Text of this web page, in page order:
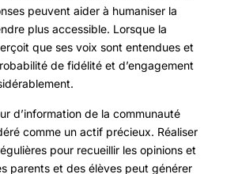
peuvent aider à humaniser la
plus accessible. Lorsque la
que ses voix sont entendues et
de fidélité et d’engagement
d’information de la communauté
comme un actif précieux. Réaliser
pour recueillir les opinions et
parents et des élèves peut générer